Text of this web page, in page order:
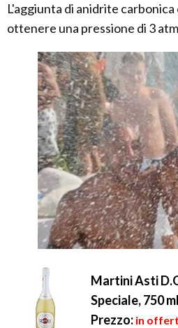
L'aggiunta di anidrite
ottenere una pressione di 3
Martini Asti
Speciale, 750 ml
Prezzo: in